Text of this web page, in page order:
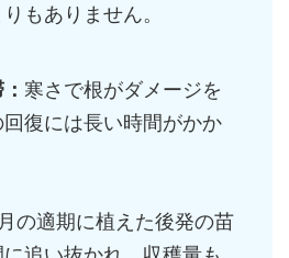
もありません。
寒さで根がダメージを
復には長い時間がかか
の適期に植えた後発の苗